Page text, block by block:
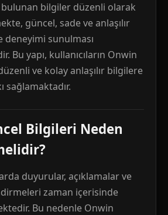
bilgiler düzenli olarak
güncel, sade ve anlaşılır
sunulması
Bu yapı, kullanıcıların Onwin
ve kolay anlaşılır bilgilere
sağlamaktadır.
Bilgileri Neden
duyurular, açıklamalar ve
zaman içerisinde
Bu nedenle Onwin